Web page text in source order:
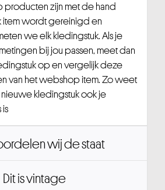
zijn met de hand
item wordt gereinigd en
we elk kledingstuk. Als je
bij jou passen, meet dan
op en vergelijk deze
van het webshop item. Zo weet
kledingstuk ook je
wij de staat
Dit is vintage